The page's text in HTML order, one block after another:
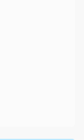
d/
d/